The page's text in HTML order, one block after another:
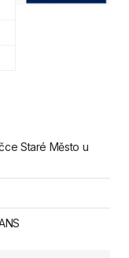
Staré Město u